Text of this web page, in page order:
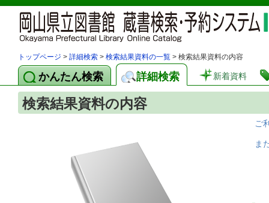
トップページ > 詳細検索 > 検索結果資料の一覧 > 検索結果資料の内容
かんたん検索 詳細検索 新着資料
検索結果資料の内容
ご
ま